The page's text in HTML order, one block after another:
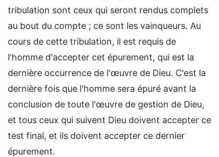
tribulation sont ceux qui seront rendus complets
au bout du compte ; ce sont les vainqueurs. Au
cours de cette tribulation, il est requis de
l'homme d'accepter cet épurement, qui est la
dernière occurrence de l'œuvre de Dieu. C'est la
dernière fois que l'homme sera épuré avant la
conclusion de toute l'œuvre de gestion de Dieu,
et tous ceux qui suivent Dieu doivent accepter ce
test final, et ils doivent accepter ce dernier
épurement.